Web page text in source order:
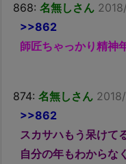
868: 名無しさん
>>862
師匠ちゃっかり精神
874: 名無しさん
>>862
スカサハもう呆けて
自分の年もわからな